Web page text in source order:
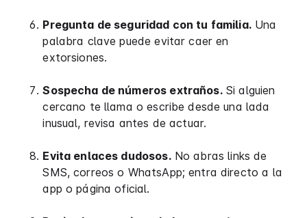
Pregunta de seguridad con tu familia.Una
palabra clave puede evitar caer en
extorsiones.
Sospecha de números extraños.Si alguien
cercano te llama o escribe desde una lada
inusual, revisa antes de actuar.
Evita enlaces dudosos.No abras links de
SMS, correos o WhatsApp; entra directo a la
app o página oficial.